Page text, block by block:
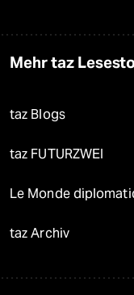
Mehr taz
taz Blogs
taz FUTURZWEI
Le Monde
taz Archiv